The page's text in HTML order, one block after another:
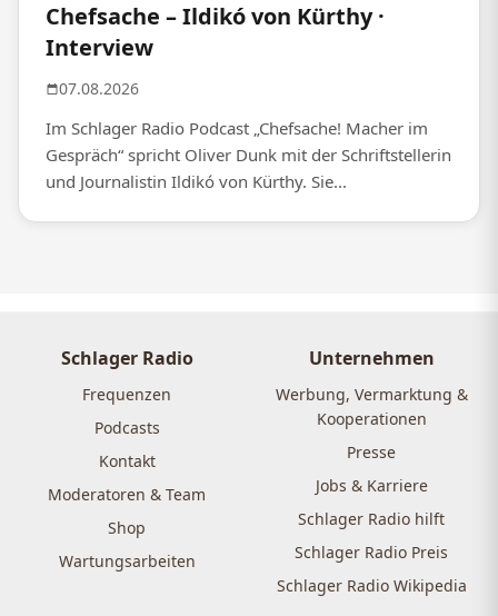
Chefsache – Ildikó von Kürthy ·
Interview
07.08.2026
Im Schlager Radio Podcast „Chefsache! Macher im
Gespräch“ spricht Oliver Dunk mit der Schriftstellerin
und Journalistin Ildikó von Kürthy. Sie...
Schlager Radio
Frequenzen
Podcasts
Kontakt
Moderatoren & Team
Shop
Wartungsarbeiten
Unternehmen
Werbung, Vermarktung &
Kooperationen
Presse
Jobs & Karriere
Schlager Radio hilft
Schlager Radio Preis
Schlager Radio Wikipedia